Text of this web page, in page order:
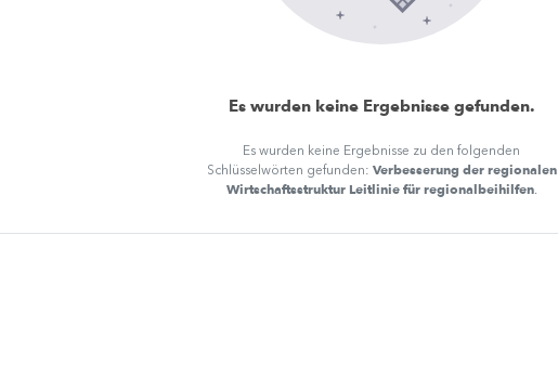
Es wurden keine Ergebnisse gefunden.
Es wurden keine Ergebnisse zu den folgenden
Schlüsselwörten gefunden: Verbesserung der regionalen
Wirtschaftsstruktur Leitlinie für regionalbeihilfen.